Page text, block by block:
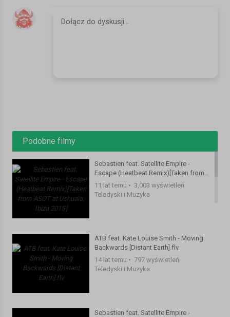
Podobne filmy
Sebastien feat. Satellite Empire -
Escape (Heatbeat Remix)[Taken from
'ASOT at Ushuaïa, Ibiza 2015']
11 lat temu • 3,003 wyświetleń
Teledyski i Muzyka
ATB feat. Kate Louise Smith - Moving
Backwards [Distant Earth].flv
14 lat temu • 797 wyświetleń
Teledyski i Muzyka
Sebastien feat. Satellite Empire -